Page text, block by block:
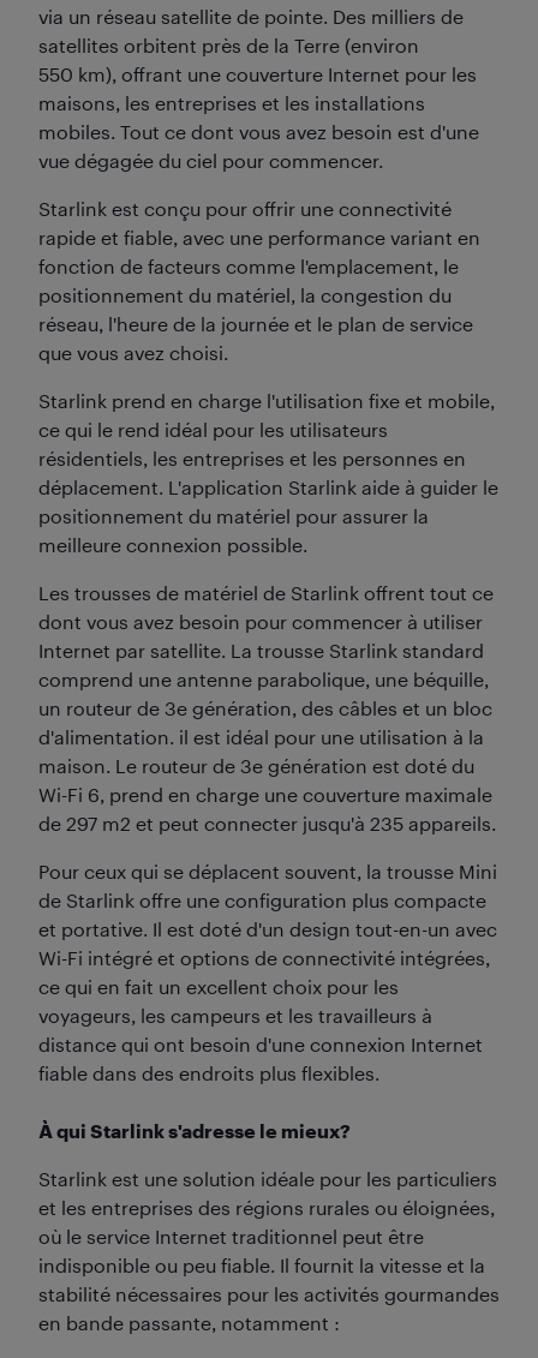
via un réseau satellite de pointe. Des milliers de
satellites orbitent près de la Terre (environ
550 km), offrant une couverture Internet pour les
maisons, les entreprises et les installations
mobiles. Tout ce dont vous avez besoin est d'une
vue dégagée du ciel pour commencer.
Starlink est conçu pour offrir une connectivité
rapide et fiable, avec une performance variant en
fonction de facteurs comme l'emplacement, le
positionnement du matériel, la congestion du
réseau, l'heure de la journée et le plan de service
que vous avez choisi.
Starlink prend en charge l'utilisation fixe et mobile,
ce qui le rend idéal pour les utilisateurs
résidentiels, les entreprises et les personnes en
déplacement. L'application Starlink aide à guider le
positionnement du matériel pour assurer la
meilleure connexion possible.
Les trousses de matériel de Starlink offrent tout ce
dont vous avez besoin pour commencer à utiliser
Internet par satellite. La trousse Starlink standard
comprend une antenne parabolique, une béquille,
un routeur de 3e génération, des câbles et un bloc
d'alimentation. il est idéal pour une utilisation à la
maison. Le routeur de 3e génération est doté du
Wi-Fi 6, prend en charge une couverture maximale
de 297 m2 et peut connecter jusqu'à 235 appareils.
Pour ceux qui se déplacent souvent, la trousse Mini
de Starlink offre une configuration plus compacte
et portative. Il est doté d'un design tout-en-un avec
Wi-Fi intégré et options de connectivité intégrées,
ce qui en fait un excellent choix pour les
voyageurs, les campeurs et les travailleurs à
distance qui ont besoin d'une connexion Internet
fiable dans des endroits plus flexibles.
À qui Starlink s'adresse le mieux?
Starlink est une solution idéale pour les particuliers
et les entreprises des régions rurales ou éloignées,
où le service Internet traditionnel peut être
indisponible ou peu fiable. Il fournit la vitesse et la
stabilité nécessaires pour les activités gourmandes
en bande passante, notamment :